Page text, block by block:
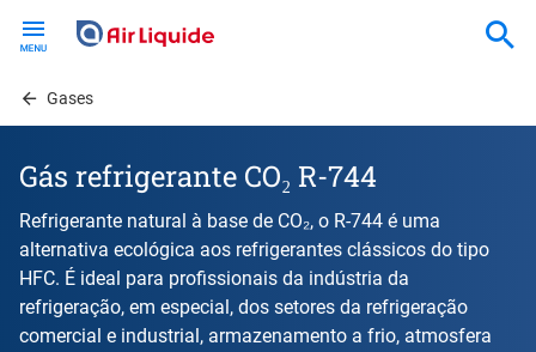
contentGases
Gás refrigerante CO₂ R-744
Refrigerante natural à base de CO₂, o R-744 é uma
alternativa ecológica aos refrigerantes clássicos do tipo
HFC. É ideal para profissionais da indústria da
refrigeração, em especial, dos setores da refrigeração
comercial e industrial, armazenamento a frio, atmosfera